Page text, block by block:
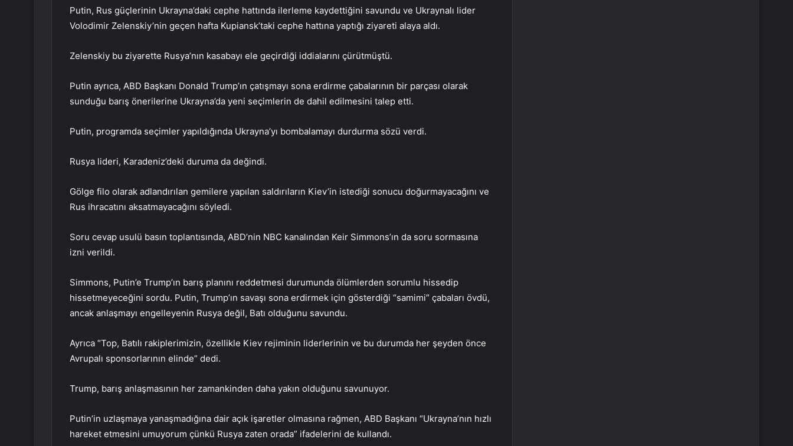
Putin, Rus güçlerinin Ukrayna’daki cephe hattında ilerleme kaydettiğini savundu ve Ukraynalı lider
Volodimir Zelenskiy’nin geçen hafta Kupiansk’taki cephe hattına yaptığı ziyareti alaya aldı.
Zelenskiy bu ziyarette Rusya’nın kasabayı ele geçirdiği iddialarını çürütmüştü.
Putin ayrıca, ABD Başkanı Donald Trump’ın çatışmayı sona erdirme çabalarının bir parçası olarak
sunduğu barış önerilerine Ukrayna’da yeni seçimlerin de dahil edilmesini talep etti.
Putin, programda seçimler yapıldığında Ukrayna’yı bombalamayı durdurma sözü verdi.
Rusya lideri, Karadeniz’deki duruma da değindi.
Gölge filo olarak adlandırılan gemilere yapılan saldırıların Kiev’in istediği sonucu doğurmayacağını ve
Rus ihracatını aksatmayacağını söyledi.
Soru cevap usulü basın toplantısında, ABD’nin NBC kanalından Keir Simmons’ın da soru sormasına
izni verildi.
Simmons, Putin’e Trump’ın barış planını reddetmesi durumunda ölümlerden sorumlu hissedip
hissetmeyeceğini sordu. Putin, Trump’ın savaşı sona erdirmek için gösterdiği “samimi” çabaları övdü,
ancak anlaşmayı engelleyenin Rusya değil, Batı olduğunu savundu.
Ayrıca “Top, Batılı rakiplerimizin, özellikle Kiev rejiminin liderlerinin ve bu durumda her şeyden önce
Avrupalı sponsorlarının elinde” dedi.
Trump, barış anlaşmasının her zamankinden daha yakın olduğunu savunuyor.
Putin’in uzlaşmaya yanaşmadığına dair açık işaretler olmasına rağmen, ABD Başkanı “Ukrayna’nın hızlı
hareket etmesini umuyorum çünkü Rusya zaten orada” ifadelerini de kullandı.